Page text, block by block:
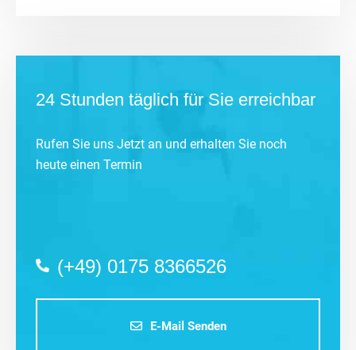
24 Stunden täglich für Sie erreichbar
Rufen Sie uns Jetzt an und erhalten Sie noch
heute einen Termin
(+49) 0175 8366526
E-Mail Senden